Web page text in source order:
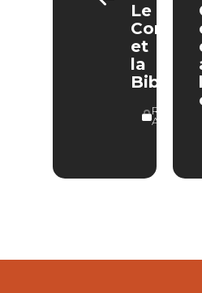
Le
Coran
et
la
Bible
RÉSERVÉ
ABONNÉS